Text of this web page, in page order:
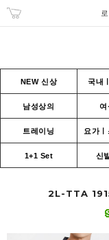
NEW 신상 국내
남성상의 여
트레이닝 요가ㅣ
1+1 Set 신
2L-TTA